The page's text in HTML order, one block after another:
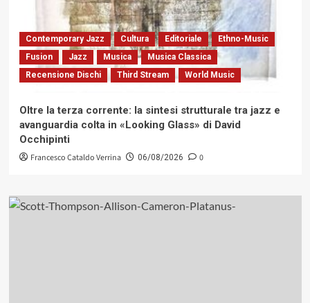
Contemporary Jazz Cultura Editoriale
Ethno-Music
Fusion
Jazz Musica
Musica Classica
Recensione Dischi
Third Stream World Music
Oltre la terza corrente: la sintesi strutturale tra jazz e
avanguardia colta in «Looking Glass» di David
Occhipinti
Francesco Cataldo Verrina 06/08/2026 0